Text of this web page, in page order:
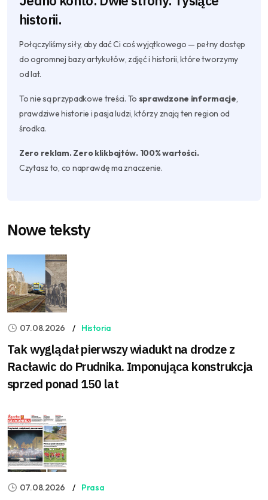
historii.
Połączyliśmy siły, aby dać Ci coś wyjątkowego — pełny dostęp
do ogromnej bazy artykułów, zdjęć i historii, które tworzymy
od lat.
To nie są przypadkowe treści. To sprawdzone informacje,
prawdziwe historie i pasja ludzi, którzy znają ten region od
środka.
Zero reklam. Zero klikbajtów. 100% wartości.
Czytasz to, co naprawdę ma znaczenie.
Nowe teksty
07.08.2026 Historia
Tak wyglądał pierwszy wiadukt na drodze z
Racławic do Prudnika. Imponująca konstrukcja
sprzed ponad 150 lat
07.08.2026 Prasa